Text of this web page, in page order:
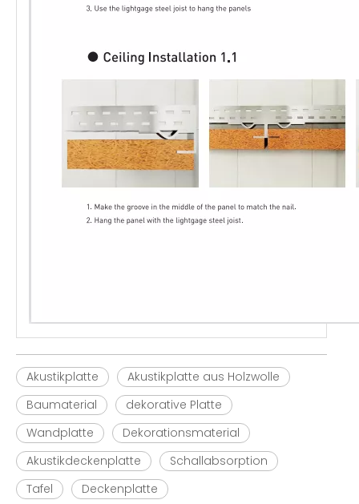
Akustikplatte
Akustikplatte aus Holzwolle
Baumaterial
dekorative Platte
Wandplatte
Dekorationsmaterial
Akustikdeckenplatte
Schallabsorption
Tafel
Deckenplatte